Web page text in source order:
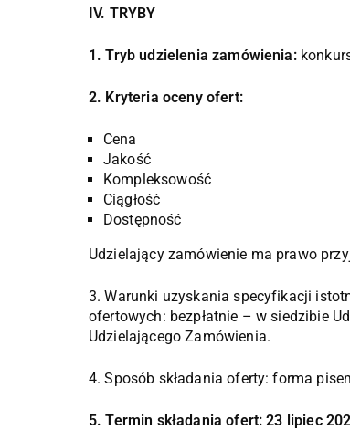
IV. TRYBY
1. Tryb udzielenia zamówienia:
2. Kryteria oceny ofert:
Cena
Jakość
Kompleksowość
Ciągłość
Dostępność
Udzielający zamówienie ma prawo
3. Warunki uzyskania specyfikacji
ofertowych: bezpłatnie – w siedzibie
Udzielającego Zamówienia.
4. Sposób składania oferty: forma
5. Termin składania ofert: 23 lipiec